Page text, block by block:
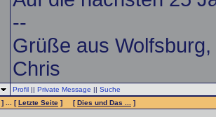
--
Grüße aus Wolfsburg,
Chris
Profil || Private Message || Suche
] ... [Letzte Seite ] [Dies und Das ... ]